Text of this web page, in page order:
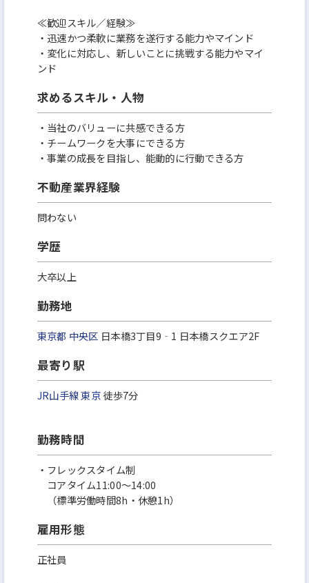
≪歓迎スキル／経験≫
・迅速かつ柔軟に業務を遂行する能力やマインド
・変化に対応し、新しいことに挑戦する能力やマイ
ンド
求めるスキル・人物
・当社のバリューに共感できる方
・チームワークを大事にできる方
・事業の成長を目指し、能動的に行動できる方
不動産業界経験
問わない
学歴
大卒以上
勤務地
東京都 中央区 日本橋3丁目9‐1 日本橋スクエア2F
最寄り駅
JR山手線東京徒歩7分
勤務時間
・フレックスタイム制
コアタイム11:00〜14:00
（標準労働時間8h・休憩1h）
雇用形態
正社員